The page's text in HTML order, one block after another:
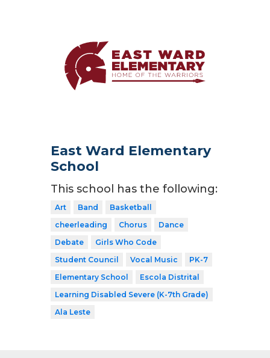
East Ward Elementary
School
This school has the following:
Art Band
Basketball
cheerleading
Chorus
Dance
Debate
Girls Who Code
Student Council
Vocal Music
PK-7
Elementary School
Escola Distrital
Learning Disabled Severe (K-7th Grade)
Ala Leste